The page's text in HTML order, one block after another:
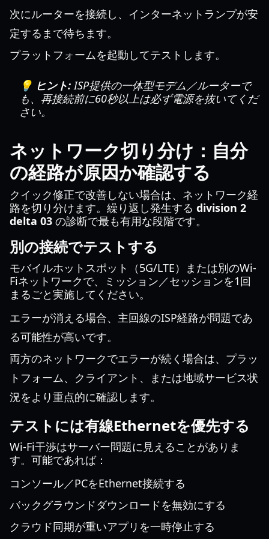
次にルーターを接続し、インターネットランプが安
定するまで待ちます。
プラットフォームを起動してテストします。
💡 ヒント:ISP提供の一体型モデム／ルーターで
も、再接続前に60秒以上は必ず電源を抜いてくだ
さい。
ネットワーク切り分け：自分
の経路が原因か確認する
クイック修正で改善しない場合は、ネットワーク経
路を切り分けます。繰り返し発生する division 2
delta 03 の診断で最も有用な段階です。
別の接続でテストする
モバイルホットスポット（5G/LTE）または別のWi-
Fiネットワークで、ミッション／セッションを1回
まるごと実施してください。
エラーが消える場合、主回線のISP経路が問題であ
る可能性が高いです。
両方のネットワークでエラーが続く場合は、プラッ
トフォーム、クライアント、または地域サービス状
況をより重点的に確認します。
テストには有線Ethernetを優先する
Wi-Fi干渉はサーバー問題に見えることがありま
す。可能であれば：
コンソール／PCをEthernet接続する
バックグラウンドダウンロードを無効にする
クラウド同期が重いアプリを一時停止する